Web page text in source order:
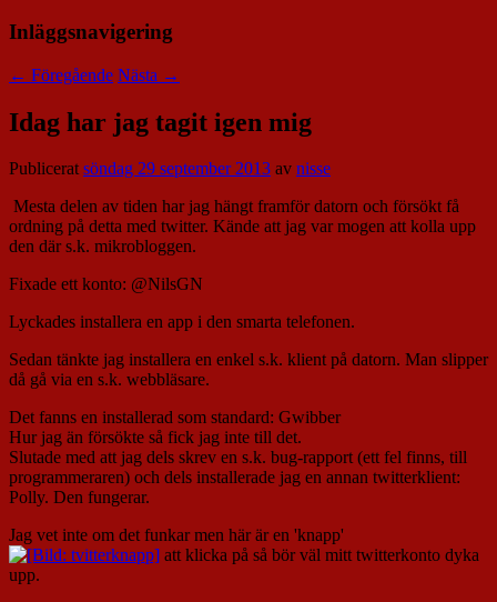
Inläggsnavigering
← Föregående Nästa →
Idag har jag tagit igen mig
Publiceratsöndag 29 september 2013 av nisse
Mesta delen av tiden har jag hängt framför datorn och försökt få
ordning på detta med twitter. Kände att jag var mogen att kolla upp
den där s.k. mikrobloggen.
Fixade ett konto: @NilsGN
Lyckades installera en app i den smarta telefonen.
Sedan tänkte jag installera en enkel s.k. klient på datorn. Man slipper
då gå via en s.k. webbläsare.
Det fanns en installerad som standard: Gwibber
Hur jag än försökte så fick jag inte till det.
Slutade med att jag dels skrev en s.k. bug-rapport (ett fel finns, till
programmeraren) och dels installerade jag en annan twitterklient:
Polly. Den fungerar.
Jag vet inte om det funkar men här är en 'knapp'
att klicka på så bör väl mitt twitterkonto dyka
upp.